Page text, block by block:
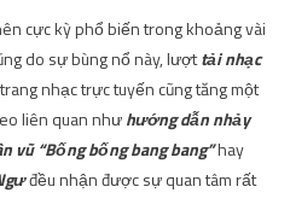
cực kỳ phổ biến trong khoảng vài
do sự bùng nổ này, lượttải nhạc
nhạc trực tuyến cũng tăng một
liên quan nhưhướng dẫn nhảy
vũ “Bống bống bang bang”hay
đều nhận được sự quan tâm rất